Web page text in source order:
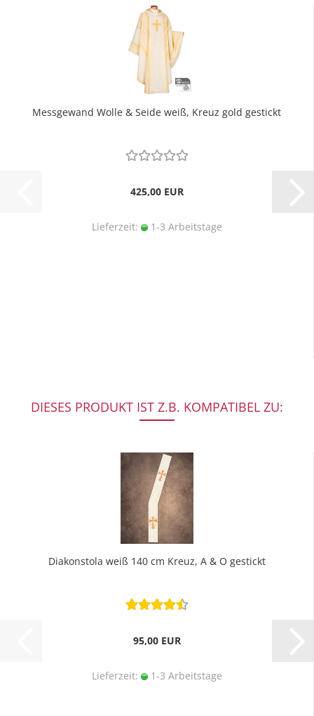
Messgewand Wolle & Seide weiß, Kreuz gold gestickt
425,00 EUR
Lieferzeit: 1-3 Arbeitstage
DIESES PRODUKT IST Z.B. KOMPATIBEL ZU:
Diakonstola weiß 140 cm Kreuz, A & O gestickt
95,00 EUR
Lieferzeit: 1-3 Arbeitstage